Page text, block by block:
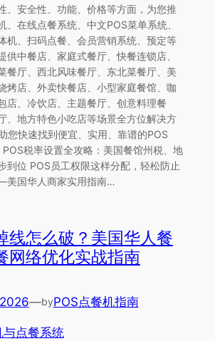
、安全性、功能、价格等方面，为您推
、在线点餐系统、中文POS菜单系统、
机、扫码点餐、会员营销系统、预定等
供中餐店、家庭式餐厅、快餐连锁店、
餐厅、西北风味餐厅、东北菜餐厅、美
烤店、外卖快餐店、小型家庭餐馆、咖
店、冷饮店、主题餐厅、创意料理餐
、地方特色小吃店等场景全方位解决方
您快速找到便宜、实用、靠谱的POS
税率设置全攻略：美国餐馆州税、地
到位 POS员工权限这样分配，轻松防止
国华人商家实用指南…
线怎么破？美国华人餐
网络优化实战指南
—byPOS点餐机指南
与点餐系统